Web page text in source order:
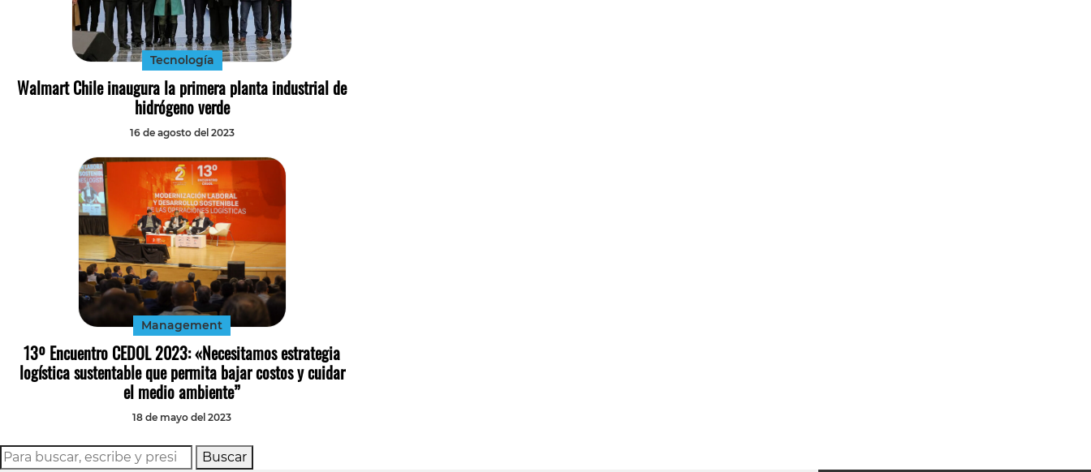
Tecnología
Walmart Chile inaugura la primera planta industrial de
hidrógeno verde
16 de agosto del 2023
Management
13º Encuentro CEDOL 2023: «Necesitamos estrategia
logística sustentable que permita bajar costos y cuidar
el medio ambiente”
18 de mayo del 2023
Buscar